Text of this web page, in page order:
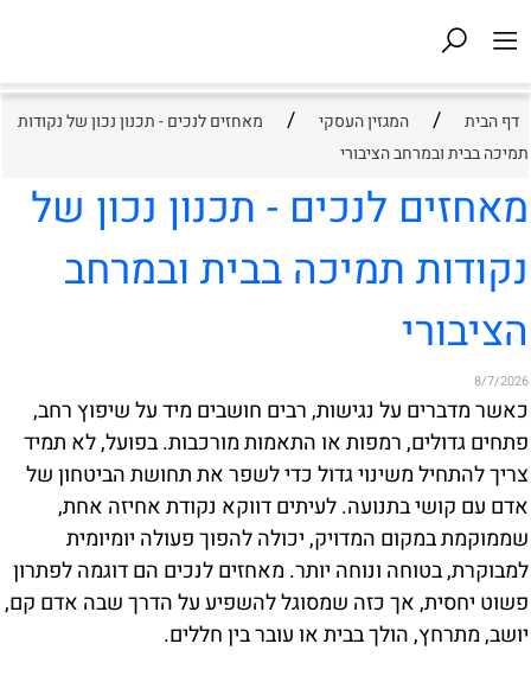
דף הבית / המגזין העסקי /
מאחזים לנכים - תכנון נכון של נקודות
תמיכה בבית ובמרחב הציבורי
מאחזים לנכים - תכנון נכון של
נקודות תמיכה בבית ובמרחב
הציבורי
8/7/2026
כאשר מדברים על נגישות, רבים חושבים מיד על שיפוץ רחב,
פתחים גדולים, רמפות או התאמות מורכבות. בפועל, לא תמיד
צריך להתחיל משינוי גדול כדי לשפר את תחושת הביטחון של
אדם עם קושי בתנועה. לעיתים דווקא נקודת אחיזה אחת,
שממוקמת במקום המדויק, יכולה להפוך פעולה יומיומית
למבוקרת, בטוחה ונוחה יותר. מאחזים לנכים הם דוגמה לפתרון
פשוט יחסית, אך כזה שמסוגל להשפיע על הדרך שבה אדם קם,
יושב, מתרחץ, הולך בבית או עובר בין חללים.